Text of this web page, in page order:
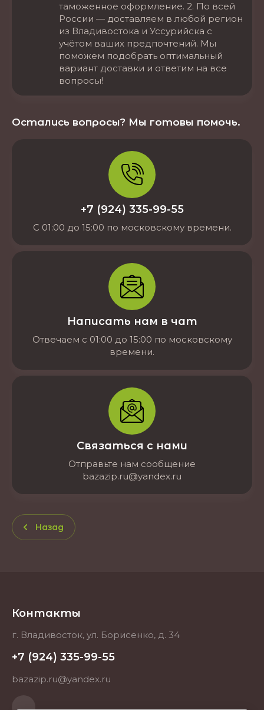
таможенное оформление. 2. По всей
России — доставляем в любой регион
из Владивостока и Уссурийска с
учётом ваших предпочтений. Мы
поможем подобрать оптимальный
вариант доставки и ответим на все
вопросы!
Остались вопросы? Мы готовы помочь.
+7 (924) 335-99-55
С 01:00 до 15:00 по московскому времени.
Написать нам в чат
Отвечаем с 01:00 до 15:00 по московскому
времени.
Связаться с нами
Отправьте нам сообщение
bazazip.ru@yandex.ru
Назад
Контакты
г. Владивосток, ул. Борисенко, д. 34
+7 (924) 335-99-55
bazazip.ru@yandex.ru